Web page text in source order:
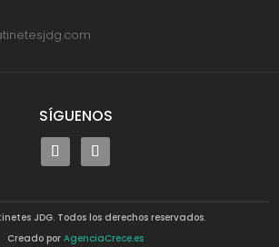
SÍGUENOS
JDG. Todos los derechos reservados.
Creado por AgenciaCrece.es